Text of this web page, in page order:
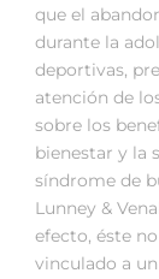
que el
durante la
deportivas,
atención de
sobre los
bienestar y la
síndrome de
Lunney &
efecto, éste
vinculado a